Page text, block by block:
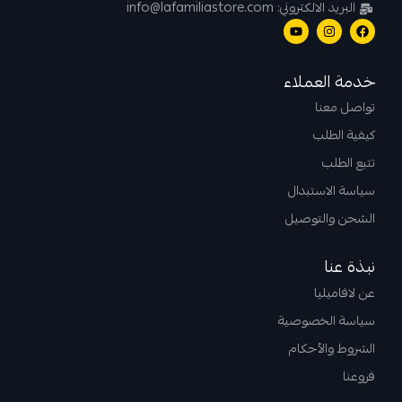
البريد الالكتروني: info@lafamiliastore.com
خدمة العملاء
تواصل معنا
كيفية الطلب
تتبع الطلب
سياسة الاستبدال
الشحن والتوصيل
نبذة عنا
عن لافاميليا
سياسة الخصوصية
الشروط والأحكام
فروعنا